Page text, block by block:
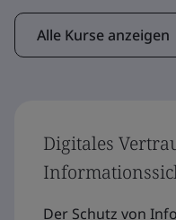
Alle Kurse anzeigen
Digitales
Der Schutz von